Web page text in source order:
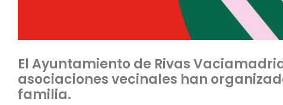
El Ayuntamiento de Rivas
asociaciones vecinales han
familia.